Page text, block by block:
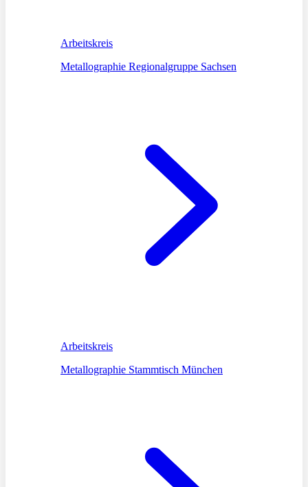
Arbeitskreis
Metallographie Regionalgruppe Sachsen
Arbeitskreis
Metallographie Stammtisch München